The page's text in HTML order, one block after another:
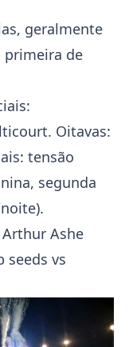
geralmente
primeira de
Oitavas:
tensão
segunda
Arthur Ashe
seeds vs